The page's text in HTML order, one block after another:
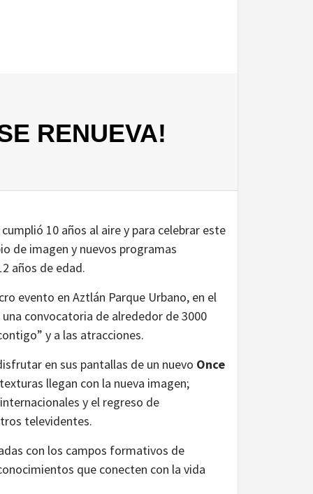
RENUEVA!
cumplió 10 años al aire y para celebrar este
de imagen y nuevos programas
años de edad.
evento en Aztlán Parque Urbano, en el
convocatoria de alrededor de 3000
y a las atracciones.
en sus pantallas de un nuevo Once
llegan con la nueva imagen;
y el regreso de
televidentes.
con los campos formativos de
que conecten con la vida